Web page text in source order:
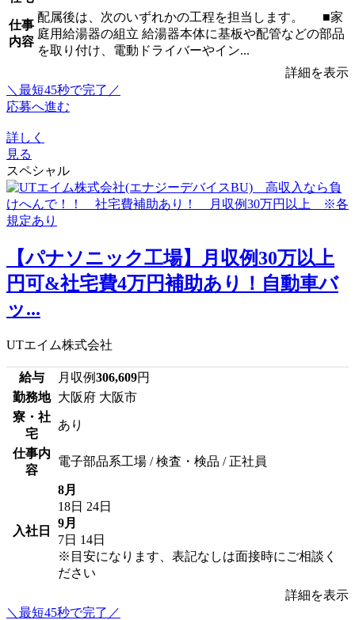
仕事
内容
配属後は、次のいずれかの工程を担当します。 ■家
庭用給湯器の組立 給湯器本体に基板や配管などの部品
を取り付け、電動ドライバーやイン...
詳細を表示
＼最短45秒で完了／
応募へ進む
詳しく
見る
スペシャル
【パナソニック工場】月収例30万以上
円可&社宅費4万円補助あり！自動車バ
ッ...
UTエイム株式会社
給与 月収例306,609円
勤務地 大阪府 大阪市
寮・社
宅
あり
仕事内
容
電子部品系工場 / 検査・検品 / 正社員
入社日
8月
18日 24日
9月
7日 14日
※目安になります、表記なしは面接時にご相談く
ださい
詳細を表示
＼最短45秒で完了／